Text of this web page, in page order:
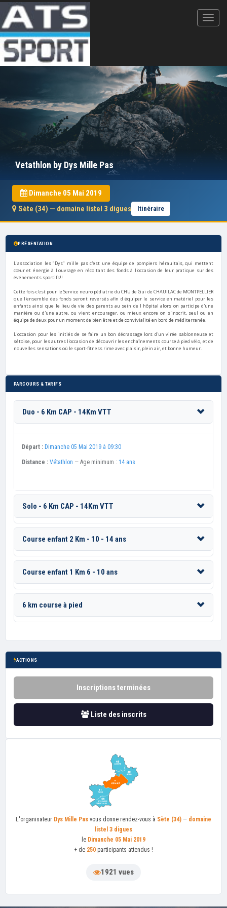
Vetathlon by Dys Mille Pas
Dimanche 05 Mai 2019
Sète (34) — domaine listel 3 digues
Itinéraire
PRÉSENTATION
L'association les "Dys" mille pas c'est une équipe de pompiers héraultais, qui mettent
cœur et énergie à l'ouvrage en récoltant des fonds à l'occasion de leur pratique sur des
événements sportifs!!
Cette fois c'est pour le Service neuro pédiatrie du CHU de Gui de CHAUILAC de MONTPELLIER
que l'ensemble des fonds seront reversés afin d équiper le service en matériel pour les
enfants ainsi que le lieu de vie des parents au sein de l hôpital alors on participe d'une
manière ou d'une autre, ou vient encourager, ou mieux encore on s'inscrit, seul ou en
équipe de deux pour un moment de bien être et de convivialité en bord de méditerranée.
L'occasion pour les initiés de se faire un bon décrassage lors d'un virée sablonneuse et
sétoise, pour les autres l'occasion de découvrir les enchaînements course à pied vélo, et de
nouvelles sensations où le sport-fitness rime avec plaisir, plein air, et bonne humeur.
PARCOURS & TARIFS
Duo - 6 Km CAP - 14Km VTT
Départ : Dimanche 05 Mai 2019 à 09:30
Distance : Vétathlon — Age minimum : 14 ans
Solo - 6 Km CAP - 14Km VTT
Course enfant 2 Km - 10 - 14 ans
Course enfant 1 Km 6 - 10 ans
6 km course à pied
ACTIONS
Inscriptions terminées
Liste des inscrits
L'organisateur Dys Mille Pas vous donne rendez-vous à Sète (34) — domaine
listel 3 digues
le Dimanche 05 Mai 2019
+ de 250 participants attendus !
1921 vues